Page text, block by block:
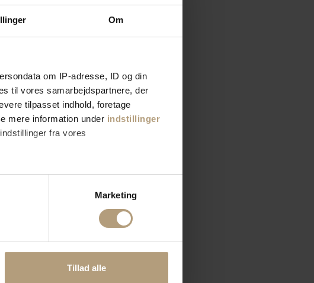
Om
om IP-adresse, ID og din
til vores samarbejdspartnere, der
tilpasset indhold, foretage
mere information under indstillinger
fra vores
for få meter
med andre oplysninger, du har givet
Marketing
Tillad alle